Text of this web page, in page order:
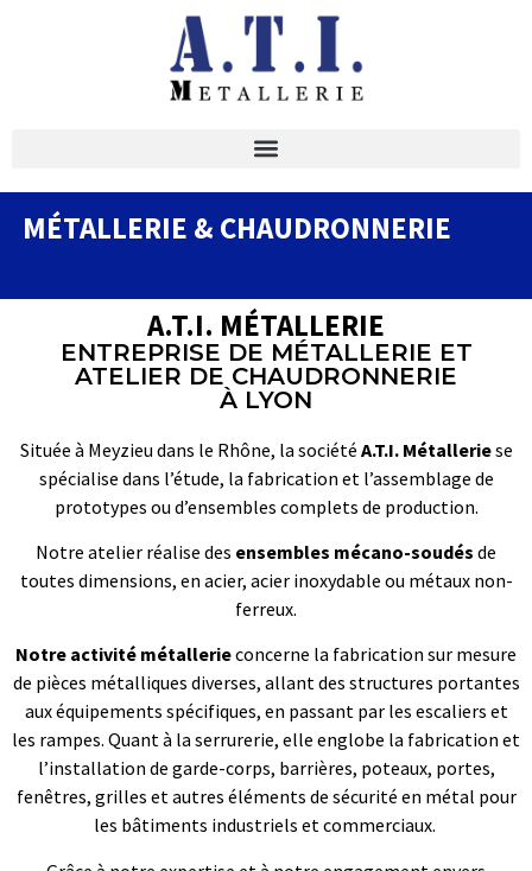
MÉTALLERIE & CHAUDRONNERIE
A.T.I. MÉTALLERIE
ENTREPRISE DE MÉTALLERIE ET
ATELIER DE CHAUDRONNERIE
À LYON
Située à Meyzieu dans le Rhône, la société A.T.I. Métalleriese
spécialise dans l’étude, la fabrication et l’assemblage de
prototypes ou d’ensembles complets de production.
Notre atelier réalise des ensembles mécano-soudés de
toutes dimensions, en acier, acier inoxydable ou métaux non-
ferreux.
Notre activité métallerieconcerne la fabrication sur mesure
de pièces métalliques diverses, allant des structures portantes
aux équipements spécifiques, en passant par les escaliers et
les rampes. Quant à la serrurerie, elle englobe la fabrication et
l’installation de garde-corps, barrières, poteaux, portes,
fenêtres, grilles et autres éléments de sécurité en métal pour
les bâtiments industriels et commerciaux.